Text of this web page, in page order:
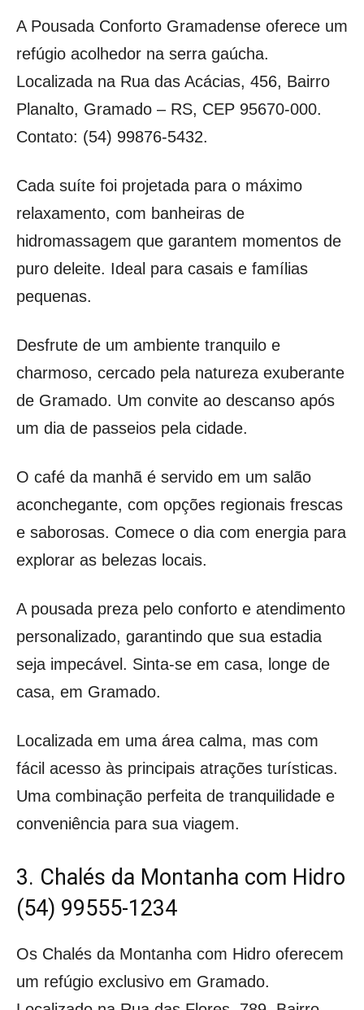
A Pousada Conforto Gramadense oferece um
refúgio acolhedor na serra gaúcha.
Localizada na Rua das Acácias, 456, Bairro
Planalto, Gramado – RS, CEP 95670-000.
Contato: (54) 99876-5432.
Cada suíte foi projetada para o máximo
relaxamento, com banheiras de
hidromassagem que garantem momentos de
puro deleite. Ideal para casais e famílias
pequenas.
Desfrute de um ambiente tranquilo e
charmoso, cercado pela natureza exuberante
de Gramado. Um convite ao descanso após
um dia de passeios pela cidade.
O café da manhã é servido em um salão
aconchegante, com opções regionais frescas
e saborosas. Comece o dia com energia para
explorar as belezas locais.
A pousada preza pelo conforto e atendimento
personalizado, garantindo que sua estadia
seja impecável. Sinta-se em casa, longe de
casa, em Gramado.
Localizada em uma área calma, mas com
fácil acesso às principais atrações turísticas.
Uma combinação perfeita de tranquilidade e
conveniência para sua viagem.
3. Chalés da Montanha com Hidro
(54) 99555-1234
Os Chalés da Montanha com Hidro oferecem
um refúgio exclusivo em Gramado.